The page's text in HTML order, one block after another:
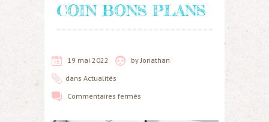
COIN BONS PLANS
19 mai 2022 by Jonathan
dans Actualités
Commentaires fermés